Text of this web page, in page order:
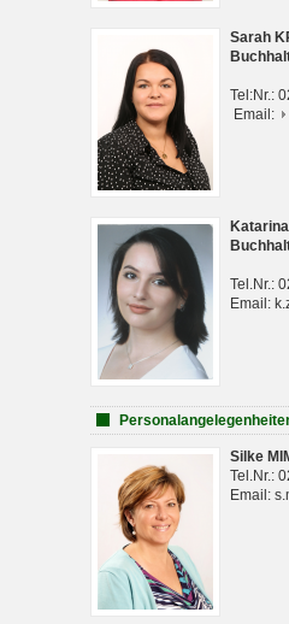
Sarah
Tel:Nr.:
Email:
Tel.Nr.:
Email:
Silke
Tel.Nr.:
Email: